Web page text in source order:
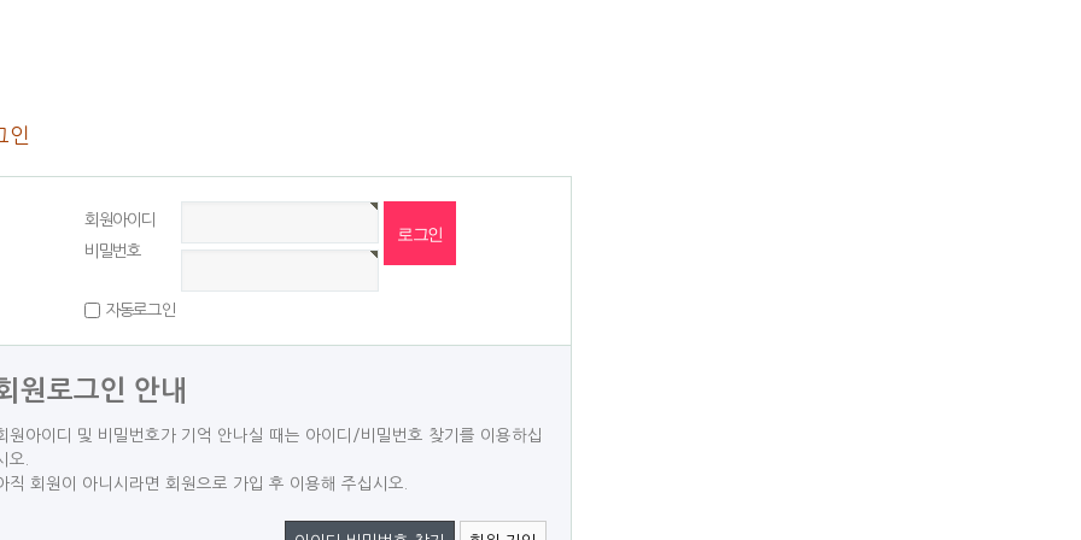
인
회원아이디
비밀번호
자동로그인
원로그인 안내
원아이디 및 비밀번호가 기억 안나실 때는 아이디/비밀번호 찾기를 이용하십
오.
직 회원이 아니시라면 회원으로 가입 후 이용해 주십시오.